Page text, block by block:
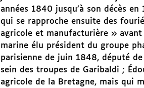
années 1840 jusqu’à son décès
qui se rapproche ensuite des
agricole et manufacturière »
marine élu président du groupe
parisienne de juin 1848, député
sein des troupes de Garibaldi ;
agricole de la Bretagne, mais qui